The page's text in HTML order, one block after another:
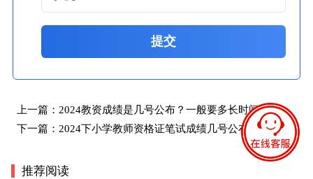
提交
上一篇： 2024教资成绩是几号公布？一般要多长时间？
下一篇： 2024下小学教师资格证笔试成绩几号公布
推荐阅读